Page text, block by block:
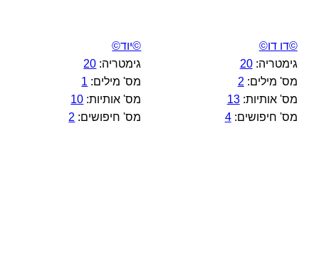
©דו דו©
גימטריה:20
מס' מילים: 2
מס' אותיות:13
מס' חיפושים:4
©יוד©
גימטריה: 20
מס' מילים: 1
מס' אותיות: 10
מס' חיפושים: 2